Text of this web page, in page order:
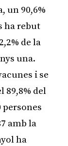
un 90,6%
ha rebut
de la
una.
i se
89,8% del
amb la
ha